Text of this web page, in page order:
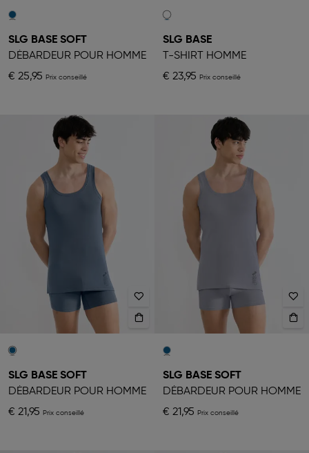
SLG BASE SOFT
DÉBARDEUR POUR HOMME
€ 25,95
SLG BASE
T-SHIRT HOMME
€ 23,95
SLG BASE SOFT
DÉBARDEUR POUR HOMME
€ 21,95
SLG BASE SOFT
DÉBARDEUR POUR HOMME
€ 21,95